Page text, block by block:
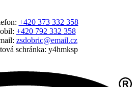
+420 373 332 358
+420 792 332 358
zsdobric@email.cz
schránka: y4hmksp